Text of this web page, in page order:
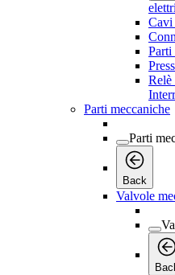
Parti
Parti meccaniche
Parti
Back
Valvole